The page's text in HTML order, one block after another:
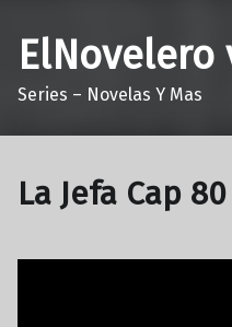
Series – Novelas Y Mas
La Jefa Cap